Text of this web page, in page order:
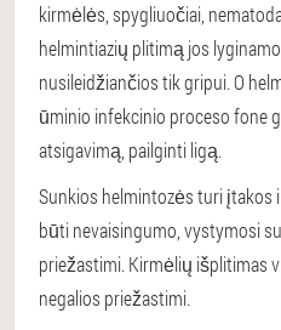
kirmėlės, spygliuočiai,
helmintiazių plitimą jos
nusileidžiančios tik gripui. O
ūminio infekcinio proceso fone
atsigavimą, pailginti ligą.
Sunkios helmintozės turi įtakos
būti nevaisingumo, vystymosi
priežastimi. Kirmėlių išplitimas
negalios priežastimi.